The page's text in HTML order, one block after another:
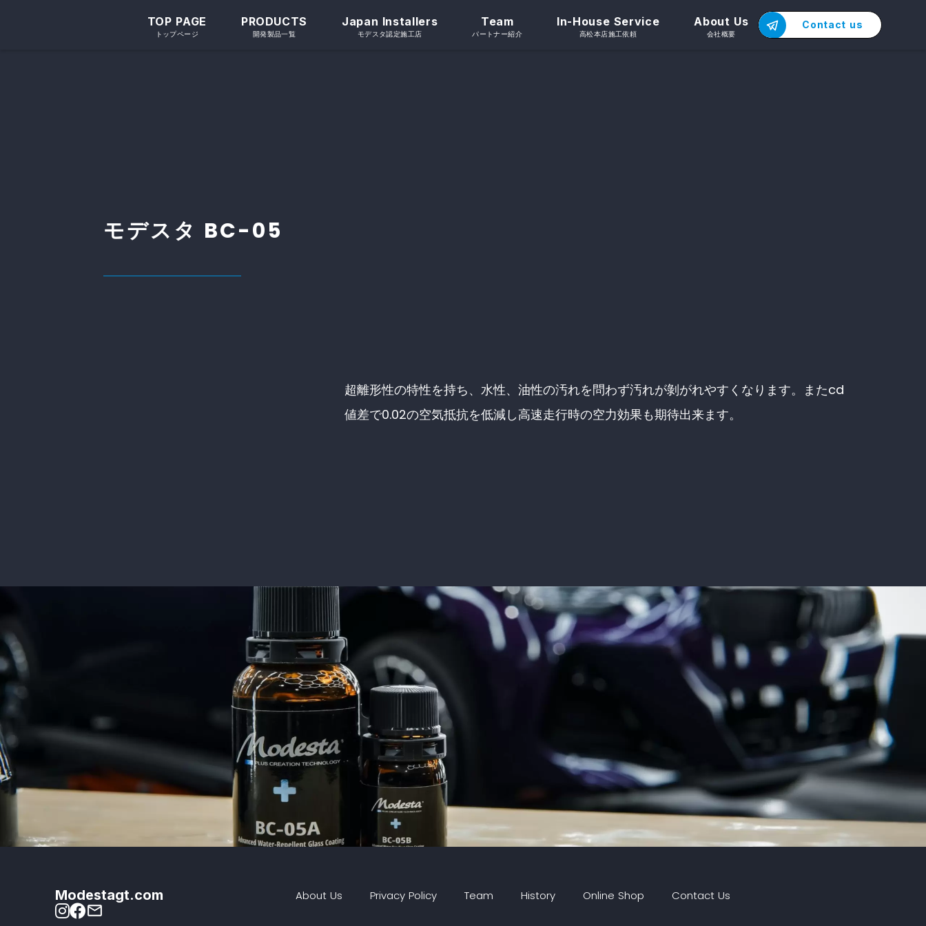
TOP PAGE
トップページ
PRODUCTS
開発製品一覧
Japan Installers
モデスタ認定施工店
Team
パートナー紹介
In-House Service
高松本店施工依頼
About Us
会社概要
Contact us
モデスタ BC-05
超離形性の特性を持ち、水性、油性の汚れを問わず汚れが剝がれやすくなります。またcd
値差で0.02の空気抵抗を低減し高速走行時の空力効果も期待出来ます。
Modestagt.com
mail_outline
About Us Privacy Policy Team History Online Shop Contact Us